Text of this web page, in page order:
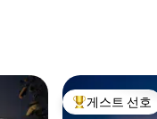
상위 게스트 선
게스트 선호